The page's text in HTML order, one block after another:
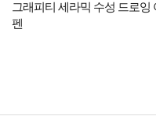
그래피티 세라믹 수성 드로잉
펜